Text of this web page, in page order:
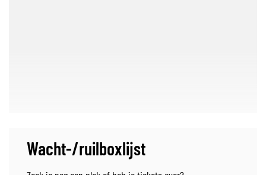
Wacht-/ruilboxlijst